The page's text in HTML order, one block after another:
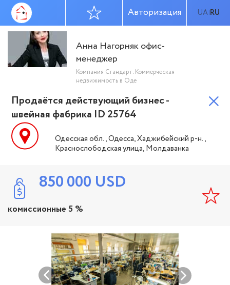
UA|RU
Авторизация
Анна Нагорняк офис-
менеджер
Компания Стандарт. Коммерческая
недвижимость в Оде
Продаётся действующий бизнес -
швейная фабрика ID 25764
Одесская обл., Одесса, Хаджибейский р-н.,
Краснослободская улица, Молдаванка
850 000 USD
комиссионные 5 %